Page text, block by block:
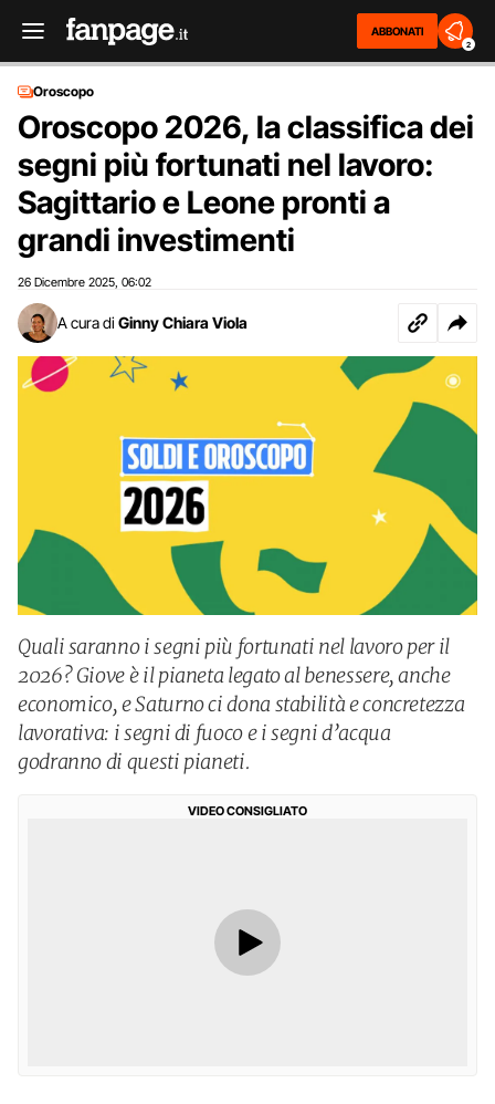
ABBONATI
2
Oroscopo
Oroscopo 2026, la classifica dei
segni più fortunati nel lavoro:
Sagittario e Leone pronti a
grandi investimenti
26 Dicembre 2025 06:02
A cura di Ginny Chiara Viola
Quali saranno i segni più fortunati nel lavoro per il
2026? Giove è il pianeta legato al benessere, anche
economico, e Saturno ci dona stabilità e concretezza
lavorativa: i segni di fuoco e i segni d’acqua
godranno di questi pianeti.
VIDEO CONSIGLIATO